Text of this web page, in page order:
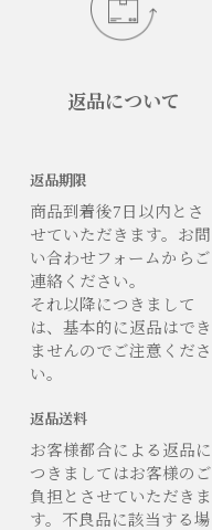
返品について
返品期限
商品到着後7日以内とさ
せていただきます。お問
い合わせフォームからご
連絡ください。
それ以降につきまして
は、基本的に返品はでき
ませんのでご注意くださ
い。
返品送料
お客様都合による返品に
つきましてはお客様のご
負担とさせていただきま
す。不良品に該当する場